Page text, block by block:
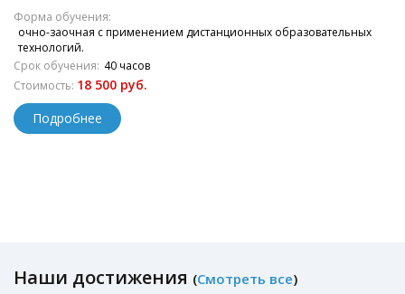
Форма обучения:
очно-заочная с применением дистанционных образовательных
технологий.
Срок обучения: 40 часов
Стоимость: 18 500 руб.
Подробнее
Наши достижения (Смотреть все)